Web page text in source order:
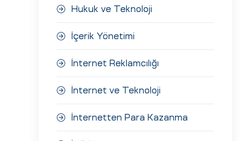
Hukuk ve Teknoloji
İçerik Yönetimi
İnternet Reklamcılığı
İnternet ve Teknoloji
İnternetten Para Kazanma